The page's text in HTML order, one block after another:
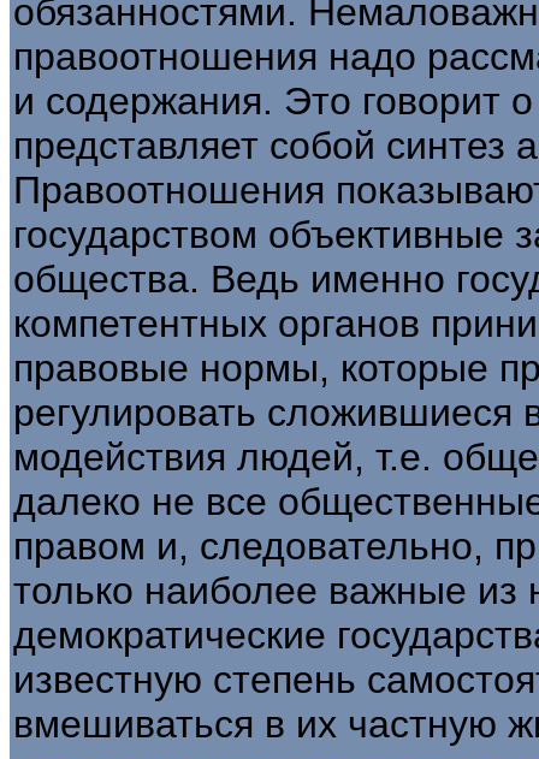
обязанностями.
правоотношения надо
и содержа­ния. Это говорит
представляет собой син­тез
Правоотношения
государством объективные
общества. Ведь именно
компетентных орга­нов
правовые нормы, которые
регулировать
модействия людей, т.е.
далеко не все
правом и, следовательно,
только наиболее важные из
демократические
известную степень
вмешивать­ся в их частную